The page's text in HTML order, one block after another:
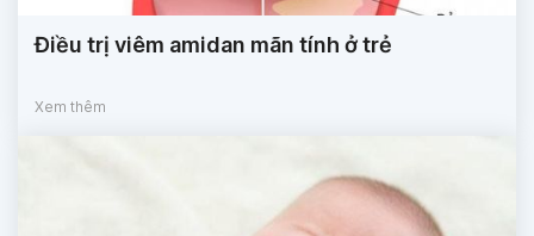
Điều trị viêm amidan mãn tính ở trẻ
Xem thêm